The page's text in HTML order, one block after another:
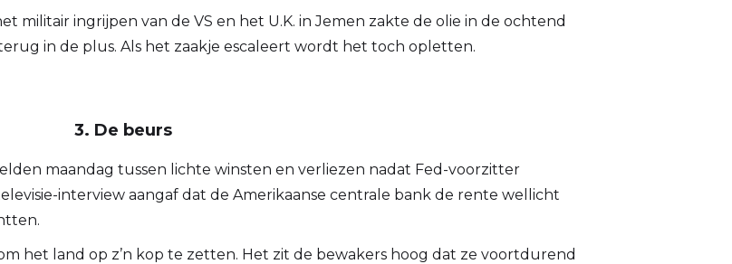
militair ingrijpen van de VS en het U.K. in Jemen zakte de olie in de ochtend
in de plus. Als het zaakje escaleert wordt het toch opletten.
3. De beurs
maandag tussen lichte winsten en verliezen nadat Fed-voorzitter
interview aangaf dat de Amerikaanse centrale bank de rente wellicht
het land op z’n kop te zetten. Het zit de bewakers hoog dat ze voortdurend